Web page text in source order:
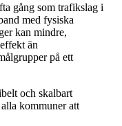
gång som trafikslag i
med fysiska
kan mindre,
än
på ett
och skalbart
kommuner att